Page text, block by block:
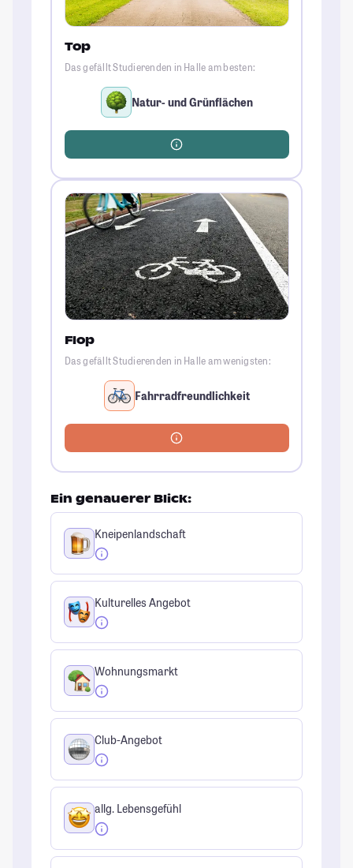
Top
Das gefällt Studierenden in Halle am besten:
Natur- und Grünflächen
Flop
Das gefällt Studierenden in Halle am wenigsten:
Fahrradfreundlichkeit
Ein genauerer Blick:
Kneipenlandschaft
Kulturelles Angebot
Wohnungsmarkt
Club-Angebot
allg. Lebensgefühl